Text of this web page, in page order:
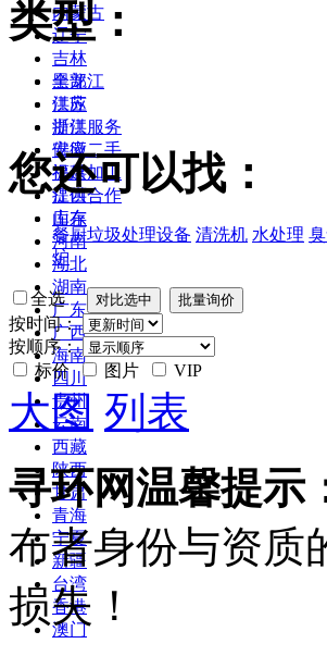
内蒙古
辽宁
吉林
黑龙江
江苏
浙江
安徽
福建
江西
山东
河南
湖北
湖南
广东
广西
海南
四川
贵州
云南
西藏
陕西
甘肃
青海
宁夏
新疆
台湾
香港
澳门
类型：
全部
供应
提供服务
供应二手
提供加工
提供合作
库存
您还可以找：
餐厨垃圾处理设备 清洗机 水处理
炉
全选
按时间：
按顺序：
标价
图片 VIP
大图 列表
寻环网温馨提示
布者身份与资质
损失！